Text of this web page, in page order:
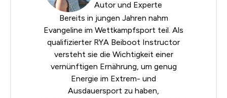
Autor und Experte
Bereits in jungen Jahren nahm
Evangeline im Wettkampfsport teil. Als
qualifizierter RYA Beiboot Instructor
versteht sie die Wichtigkeit einer
vernünftigen Ernährung, um genug
Energie im Extrem- und
Ausdauersport zu haben,